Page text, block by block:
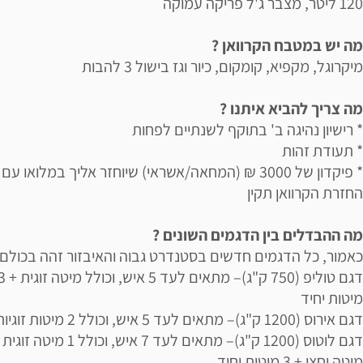
מה יש במטבח הקרוואן ?
מיקרוגל, מקפיא, קומקום, כיור וגז בישול 3 להבות
מה צריך להביא איתנו ?
* רישיון נהיגה ב' בתוקף לשנתיים לפחות
* תעודת זהות
* פיקדון של 3000 ₪ (המחאה/אשראי) שיוחזר אליך במלואו עם
החזרת הקרוואן תקין
מה ההבדלים בין הדגמים השונים ?
כאמור, כל הדגמים חדשים בסטנדרט גבוה והאיבזור זהה בכולם
דגם טוליפ (750 ק"ג)–
מיטות יחיד
דגם אירוס (1200 ק"ג)– מתאים לעד 5 איש, וכולל 2 מיטות זוגיות
דגם לוטוס (1200 ק"ג)– מתאים לעד 7 איש, וכולל 1